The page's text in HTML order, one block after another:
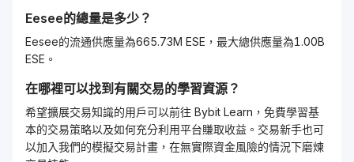
Eesee的總量是多少？
Eesee的流通供應量為665.73M ESE，最大總供應量為1.00B
ESE。
在哪裡可以找到有關交易的學習資源？
希望擴展交易知識的用戶可以前往 Bybit Learn，免費學習基
本的交易策略以及如何充分利用平台賺取收益。交易新手也可
以加入我們的模擬交易計畫，在無實際資金風險的情況下磨煉